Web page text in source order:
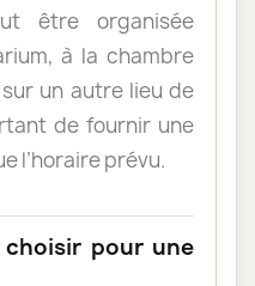
être organisée
à la chambre
un autre lieu de
de fournir une
l’horaire prévu.
pour une